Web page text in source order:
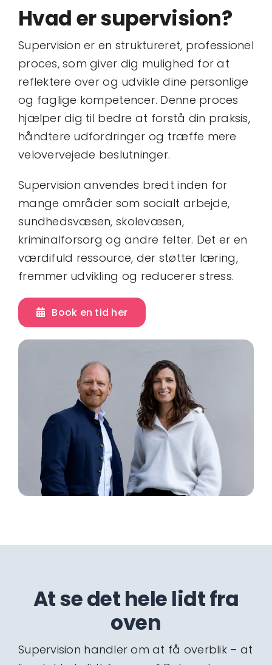
Book tid
Hvad er supervision?
Supervision er en struktureret, professionel
proces, som giver dig mulighed for at
reflektere over og udvikle dine personlige
og faglige kompetencer. Denne proces
hjælper dig til bedre at forstå din praksis,
håndtere udfordringer og træffe mere
velovervejede beslutninger.
Supervision anvendes bredt inden for
mange områder som socialt arbejde,
sundhedsvæsen, skolevæsen,
kriminalforsorg og andre felter. Det er en
værdifuld ressource, der støtter læring,
fremmer udvikling og reducerer stress.
Book en tid her
At se det hele lidt fra
oven
Supervision handler om at få overblik – at